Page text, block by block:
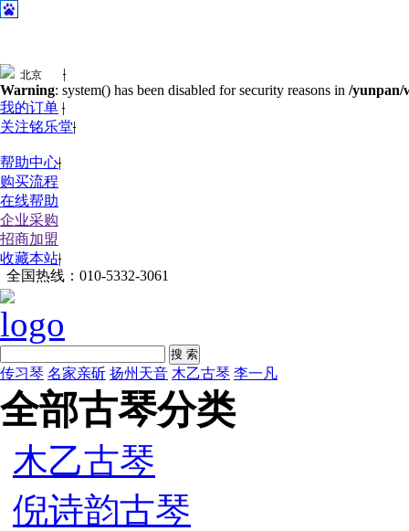
|
Warning: system() has been disabled for security reasons in /yunpan/
我的订单 |
关注铭乐堂|
帮助中心|
购买流程
在线帮助
企业采购
招商加盟
收藏本站|
全国热线： 010-5332-3061
搜 索
传习琴 名家亲斫 扬州天音 木乙古琴 李一凡
全部古琴分类
木乙古琴
倪诗韵古琴